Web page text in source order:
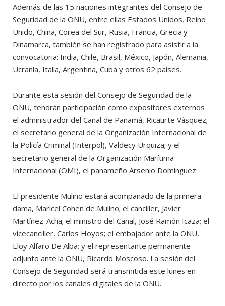
Además de las 15 naciones integrantes del Consejo de
Seguridad de la ONU, entre ellas Estados Unidos, Reino
Unido, China, Corea del Sur, Rusia, Francia, Grecia y
Dinamarca, también se han registrado para asistir a la
convocatoria: India, Chile, Brasil, México, Japón, Alemania,
Ucrania, Italia, Argentina, Cuba y otros 62 países.
Durante esta sesión del Consejo de Seguridad de la
ONU, tendrán participación como expositores externos
el administrador del Canal de Panamá, Ricaurte Vásquez;
el secretario general de la Organización Internacional de
la Policía Criminal (Interpol), Valdecy Urquiza; y el
secretario general de la Organización Marítima
Internacional (OMI), el panameño Arsenio Domínguez.
El presidente Mulino estará acompañado de la primera
dama, Maricel Cohen de Mulino; el canciller, Javier
Martínez-Acha; el ministro del Canal, José Ramón Icaza; el
vicecanciller, Carlos Hoyos; el embajador ante la ONU,
Eloy Alfaro De Alba; y el representante permanente
adjunto ante la ONU, Ricardo Moscoso. La sesión del
Consejo de Seguridad será transmitida este lunes en
directo por los canales digitales de la ONU.